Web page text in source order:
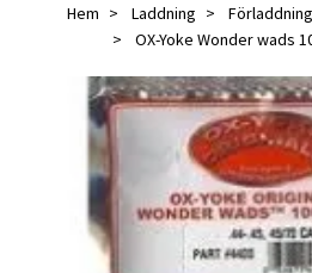
Hem Laddning Förladdning
OX-Yoke Wonder wads